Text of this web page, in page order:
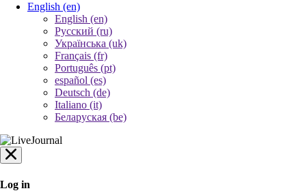
English (en)
English (en)
Русский (ru)
Українська (uk)
Français (fr)
Português (pt)
español (es)
Deutsch (de)
Italiano (it)
Беларуская (be)
Log in